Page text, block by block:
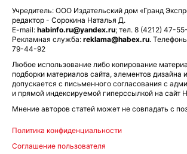
Учредитель: ООО Издательский дом «Гранд
редактор - Сорокина Наталья Д.
E-mail: habinfo.ru@yandex.ru; тел. 8 (4212) 47-
Рекламная служба: reklama@habex.ru.
79-44-92
Любое использование либо копирование
подборки материалов сайта, элементов дизайна
допускается с письменного согласования с
и прямой индексируемой гиперссылкой на сайт
Мнение авторов статей может не совпадать с
Политика конфиденциальности
Соглашение пользователя